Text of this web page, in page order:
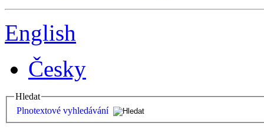
English
Česky
Hledat
Plnotextové vyhledávání